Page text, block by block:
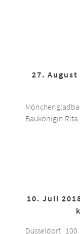
27.
Bäukönigin Rita
10. Juli
Düsseldorf.